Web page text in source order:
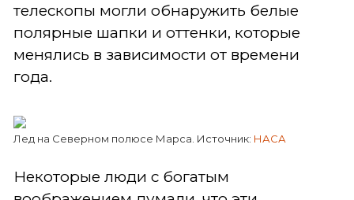
телескопы могли обнаружить белые
полярные шапки и оттенки, которые
менялись в зависимости от времени
года.
Лед на Северном полюсе Марса. Источник: НАСА
Некоторые люди с богатым